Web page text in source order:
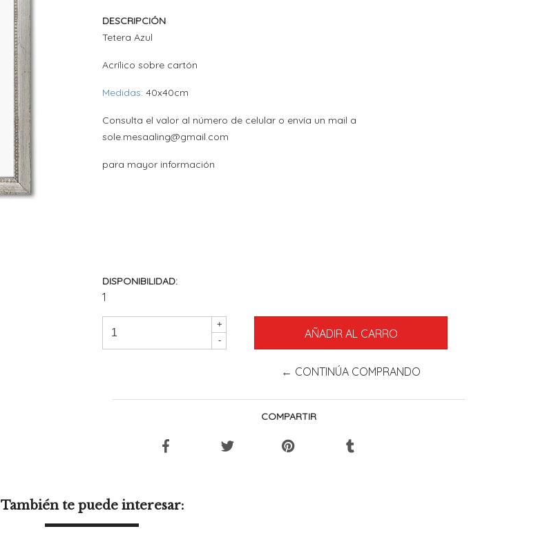
DESCRIPCIÓN
Tetera Azul
Acrílico sobre cartón
Medidas: 40x40cm
Consulta el valor al número de celular o envía un mail a
sole.mesaaling@gmail.com
para mayor información
DISPONIBILIDAD:
1
+
-
← CONTINÚA COMPRANDO
COMPARTIR
También te puede interesar: